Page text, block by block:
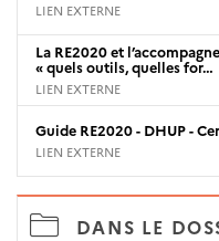
LIEN EXTERNE
La RE2020 et
« quels outils, quelles for…
LIEN EXTERNE
Guide RE2020 - DHUP -
LIEN EXTERNE
DANS LE